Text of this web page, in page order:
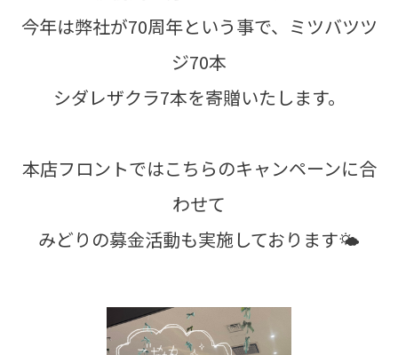
今年は弊社が70周年という事で、ミツバツツ
ジ70本
シダレザクラ7本を寄贈いたします。
本店フロントではこちらのキャンペーンに合
わせて
みどりの募金活動も実施しております🌤